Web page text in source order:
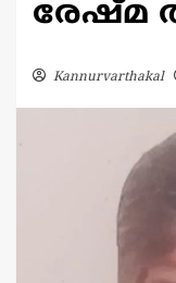
രേഷ്മ
Kannurvarthakal